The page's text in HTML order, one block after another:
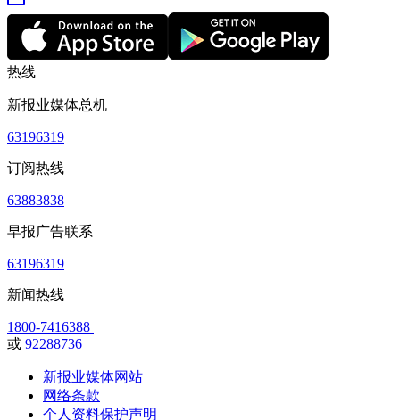
热线
新报业媒体总机
63196319
订阅热线
63883838
早报广告联系
63196319
新闻热线
1800-7416388
或 92288736
新报业媒体网站
网络条款
个人资料保护声明